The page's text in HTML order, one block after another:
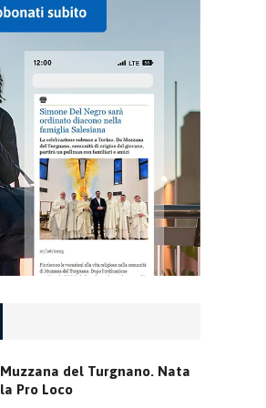
Muzzana del Turgnano. Nata
la Pro Loco